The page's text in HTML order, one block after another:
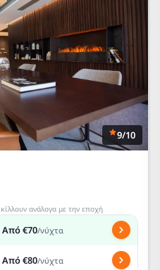
9/10
ανάλογα με την εποχή
Από €70/νύχτα
Από €80/νύχτα